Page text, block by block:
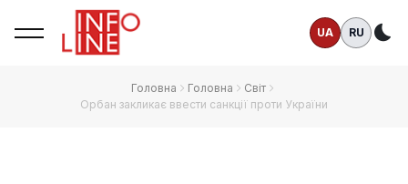
UA RU
Головна Головна
Світ
Орбан закликає ввести санкції проти України